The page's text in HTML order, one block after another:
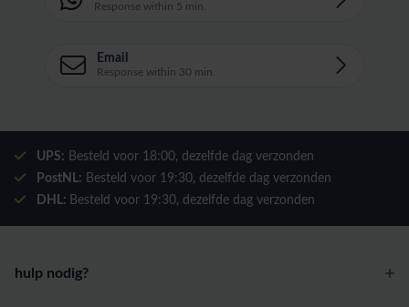
Response within 5 min.
Email
Response within 30 min.
UPS: Besteld voor 18:00, dezelfde dag verzonden
PostNL: Besteld voor 19:30, dezelfde dag verzonden
DHL: Besteld voor 19:30, dezelfde dag verzonden
hulp nodig?